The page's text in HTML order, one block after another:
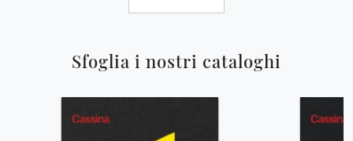
Sfoglia i nostri cataloghi